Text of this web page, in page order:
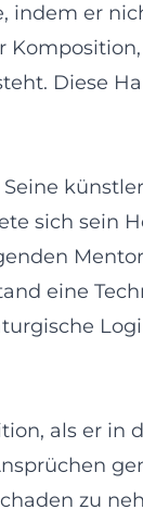
indem er
Diese
sich sein
eine
als er in
zu